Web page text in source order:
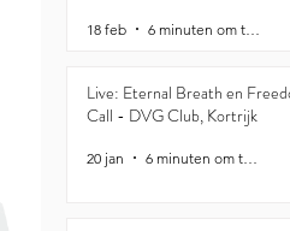
18 feb
Live: Eternal Breath en
Call - DVG Club, Kortrijk
20 jan